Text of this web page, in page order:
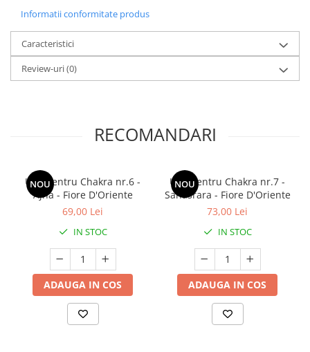
Informatii conformitate produs
Caracteristici
Review-uri(0)
RECOMANDARI
NOU
Ulei pentru Chakra nr.6 -
Ajna - Fiore D'Oriente
69,00 Lei
IN STOC
ADAUGA IN COS
NOU
Ulei pentru Chakra nr.7 -
Sahasrara - Fiore D'Oriente
73,00 Lei
IN STOC
ADAUGA IN COS